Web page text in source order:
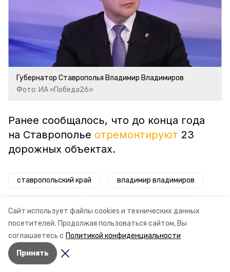
Сайт использует файлы cookies и технических данных
посетителей. Продолжая пользоваться сайтом, Вы
соглашаетесь с Политикой конфиденциальности
Принять
Губернатор Ставрополья Владимир Владимиров
Фото: ИА «Победа26»
Ранее сообщалось, что до конца года
на Ставрополье отремонтируют 23
дорожных объектах.
ставропольский край владимир владимиров
сф рф
Авторы: Анастасия Колмыкова